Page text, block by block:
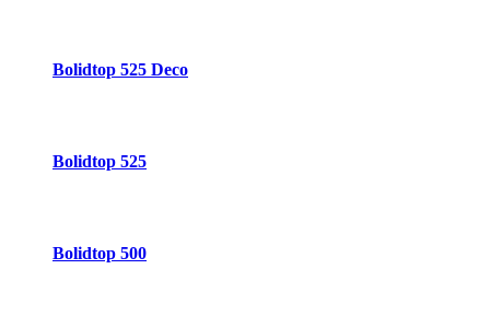
Bolidtop 525 Deco
Bolidtop 525
Bolidtop 500